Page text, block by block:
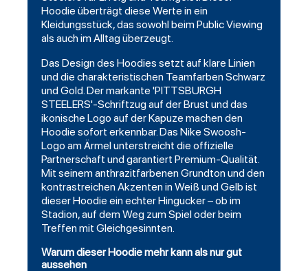
Hoodie überträgt diese Werte in ein
Kleidungsstück, das sowohl beim Public Viewing
als auch im Alltag überzeugt.
Das Design des Hoodies setzt auf klare Linien
und die charakteristischen Teamfarben Schwarz
und Gold. Der markante 'PITTSBURGH
STEELERS'-Schriftzug auf der Brust und das
ikonische Logo auf der Kapuze machen den
Hoodie sofort erkennbar. Das Nike Swoosh-
Logo am Ärmel unterstreicht die offizielle
Partnerschaft und garantiert Premium-Qualität.
Mit seinem anthrazitfarbenen Grundton und den
kontrastreichen Akzenten in Weiß und Gelb ist
dieser Hoodie ein echter Hingucker – ob im
Stadion, auf dem Weg zum Spiel oder beim
Treffen mit Gleichgesinnten.
Warum dieser Hoodie mehr kann als nur gut
aussehen